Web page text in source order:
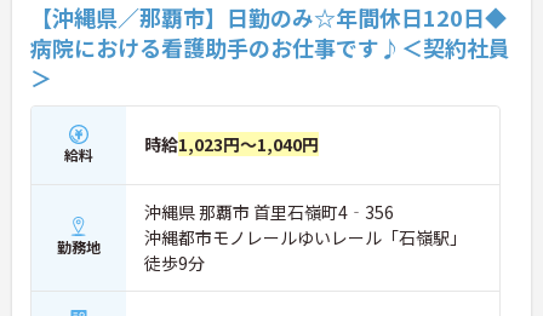
【沖縄県／那覇市】日勤のみ☆年間休日120日◆
病院における看護助手のお仕事です♪＜契約社員
＞
給料 時給1,023円～1,040円
勤務地
沖縄県 那覇市 首里石嶺町4‐356
沖縄都市モノレールゆいレール「石嶺駅」
徒歩9分